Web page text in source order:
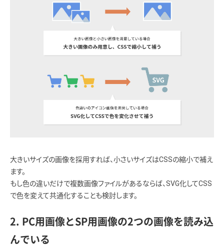
大きいサイズの画像を採用すれば、小さいサイズはCSSの縮小で補え
ます。
もし色の違いだけで複数画像ファイルがあるならば、SVG化してCSS
で色を変えて共通化することも検討します。
2. PC用画像とSP用画像の2つの画像を読み込
んでいる